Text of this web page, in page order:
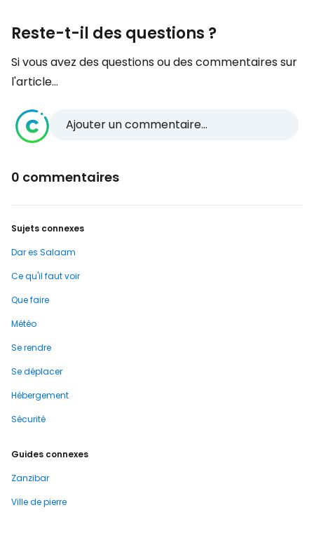
Reste-t-il des questions ?
Si vous avez des questions ou des commentaires sur
l'article...
Ajouter un commentaire...
0 commentaires
Sujets connexes
Dar es Salaam
Ce qu'il faut voir
Que faire
Météo
Se rendre
Se déplacer
Hébergement
Sécurité
Guides connexes
Zanzibar
Ville de pierre